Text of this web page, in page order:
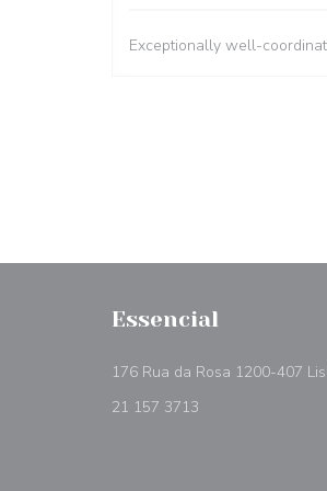
Exceptionally well-
Essencial
176 Rua da Rosa 1200-407
21 157 3713